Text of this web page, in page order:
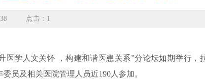
点击：1
学人文关怀 ，构建和谐医患关系”分论坛如期举行，
员及相关医院管理人员近190人参加。